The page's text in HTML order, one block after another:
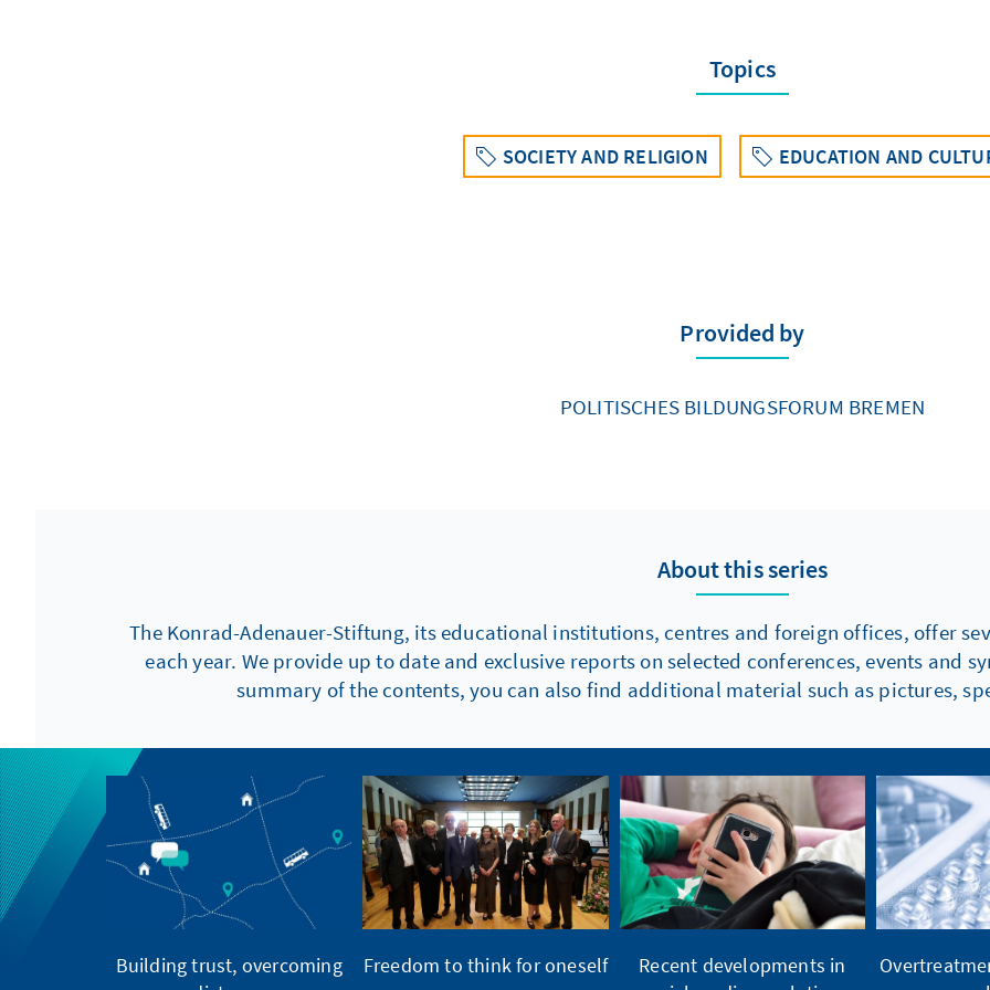
Topics
SOCIETY AND RELIGION EDUCATION AND
Provided by
POLITISCHES BILDUNGSFORUM BREMEN
About this series
The Konrad-Adenauer-Stiftung, its educational institutions, centres and foreign offices, offer
each year. We provide up to date and exclusive reports on selected conferences, events and
summary of the contents, you can also find additional material such as pictures,
Building trust, overcoming
Freedom to think for oneself
Recent developments in